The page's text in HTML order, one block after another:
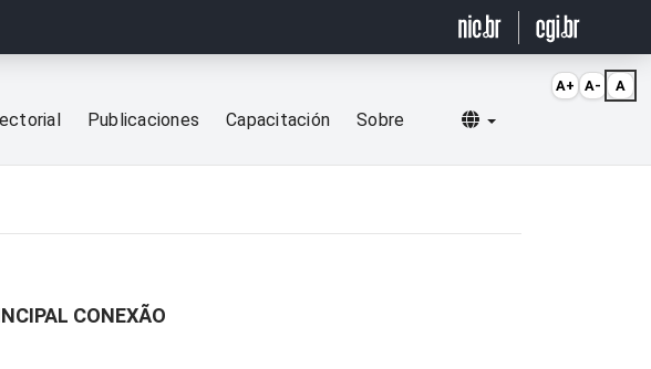
Publicaciones Capacitación Sobre Selecionar idioma
CONEXÃO
A+ A- A